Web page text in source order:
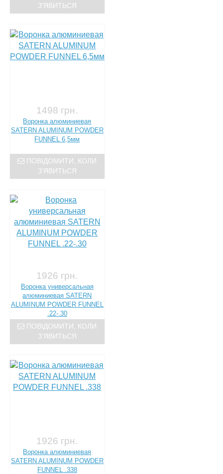
З'ЯВИТЬСЯ
1498 грн.
Воронка алюминиевая
SATERN ALUMINUM POWDER
FUNNEL 6,5мм
ПОВІДОМИТИ, КОЛИ
З'ЯВИТЬСЯ
1926 грн.
Воронка универсальная
алюминиевая SATERN
ALUMINUM POWDER FUNNEL
.22-.30
ПОВІДОМИТИ, КОЛИ
З'ЯВИТЬСЯ
1926 грн.
Воронка алюминиевая
SATERN ALUMINUM POWDER
FUNNEL .338